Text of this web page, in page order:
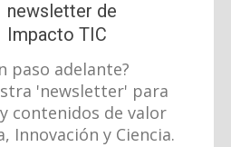
newsletter de
Impacto TIC
paso adelante?
'newsletter' para
contenidos de valor
Innovación y Ciencia.